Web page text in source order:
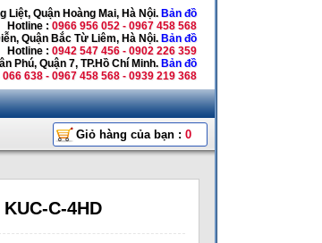
Liệt, Quận Hoàng Mai, Hà Nội. Bản đồ
Hotline : 0966 956 052 - 0967 458 568
Quận Bắc Từ Liêm, Hà Nội. Bản đồ
Hotline : 0942 547 456 - 0902 226 359
Phú, Quận 7, TP.Hồ Chí Minh. Bản đồ
066 638 - 0967 458 568 - 0939 219 368
Giỏ hàng của bạn : 0
C-4HD